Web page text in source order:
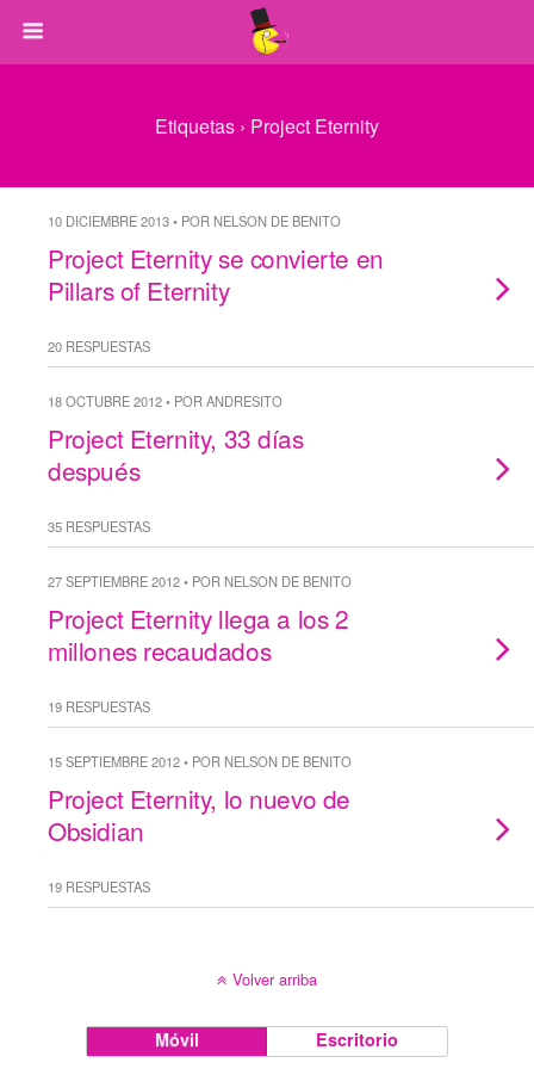
Etiquetas › Project Eternity
10 DICIEMBRE 2013 • POR NELSON DE BENITO
Project Eternity se convierte en
Pillars of Eternity
20 RESPUESTAS
18 OCTUBRE 2012 • POR ANDRESITO
Project Eternity, 33 días
después
35 RESPUESTAS
27 SEPTIEMBRE 2012 • POR NELSON DE BENITO
Project Eternity llega a los 2
millones recaudados
19 RESPUESTAS
15 SEPTIEMBRE 2012 • POR NELSON DE BENITO
Project Eternity, lo nuevo de
Obsidian
19 RESPUESTAS
Volver arriba
Móvil Escritorio